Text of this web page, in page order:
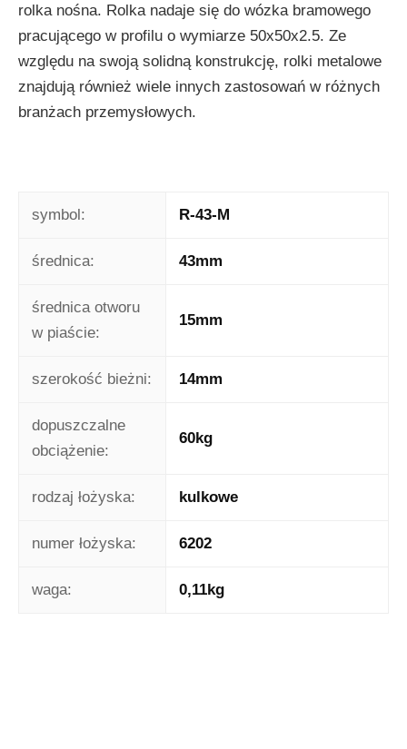
rolka nośna. Rolka nadaje się do wózka bramowego
pracującego w profilu o wymiarze 50x50x2.5. Ze
względu na swoją solidną konstrukcję, rolki metalowe
znajdują również wiele innych zastosowań w różnych
branżach przemysłowych.
symbol: R-43-M
średnica: 43mm
średnica otworu
w piaście:
15mm
szerokość bieżni: 14mm
dopuszczalne
obciążenie:
60kg
rodzaj łożyska: kulkowe
numer łożyska: 6202
waga: 0,11kg